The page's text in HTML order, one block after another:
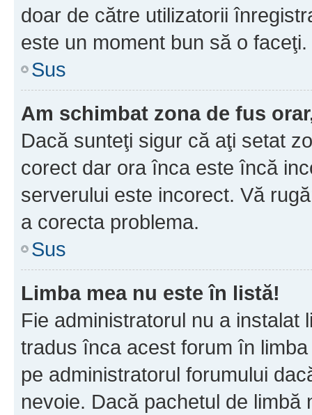
doar de către utilizatorii
este un moment bun să o faceţi.
Sus
Am schimbat zona de fus
Dacă sunteţi sigur că aţi setat
corect dar ora înca este încă
serverului este incorect. Vă
a corecta problema.
Sus
Limba mea nu este în listă!
Fie administratorul nu a instalat
tradus înca acest forum în
pe administratorul forumului
nevoie. Dacă pachetul de